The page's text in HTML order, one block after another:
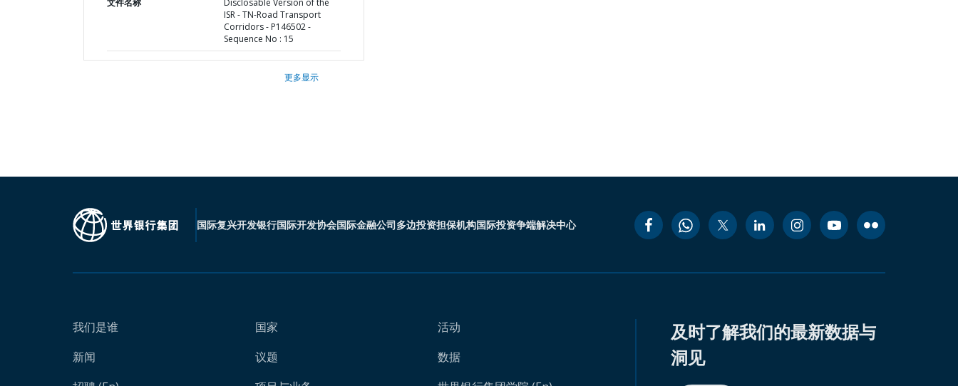
文件名称
Disclosable Version of the
ISR - TN-Road Transport
Corridors - P146502 -
Sequence No : 15
更多显示
国际复兴开发银行国际开发协会国际金融公司多边投资担保机构国际投资争端解决中心
我们是谁
新闻
国家
议题
活动
数据
及时了解我们的最新数据与
洞见